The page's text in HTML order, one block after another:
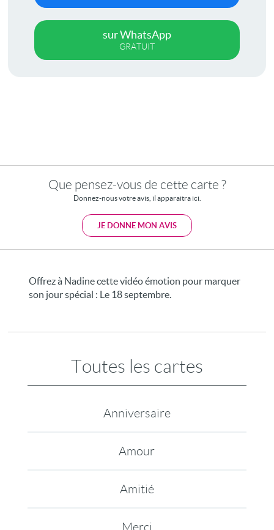
sur WhatsApp
GRATUIT
Que pensez-vous de cette carte ?
Donnez-nous votre avis, il apparaitra ici.
JE DONNE MON AVIS
Offrez à Nadine cette vidéo émotion pour marquer
son jour spécial : Le 18 septembre.
Toutes les cartes
Anniversaire
Amour
Amitié
Merci